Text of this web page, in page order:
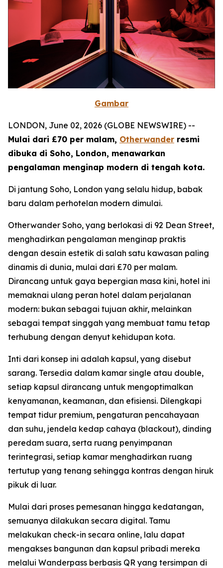
Gambar
LONDON, June 02, 2026 (GLOBE NEWSWIRE) --
Mulai dari £70 per malam, Otherwander resmi
dibuka di Soho, London, menawarkan
pengalaman menginap modern di tengah kota.
Di jantung Soho, London yang selalu hidup, babak
baru dalam perhotelan modern dimulai.
Otherwander Soho, yang berlokasi di 92 Dean Street,
menghadirkan pengalaman menginap praktis
dengan desain estetik di salah satu kawasan paling
dinamis di dunia, mulai dari £70 per malam.
Dirancang untuk gaya bepergian masa kini, hotel ini
memaknai ulang peran hotel dalam perjalanan
modern: bukan sebagai tujuan akhir, melainkan
sebagai tempat singgah yang membuat tamu tetap
terhubung dengan denyut kehidupan kota.
Inti dari konsep ini adalah kapsul, yang disebut
sarang. Tersedia dalam kamar single atau double,
setiap kapsul dirancang untuk mengoptimalkan
kenyamanan, keamanan, dan efisiensi. Dilengkapi
tempat tidur premium, pengaturan pencahayaan
dan suhu, jendela kedap cahaya (blackout), dinding
peredam suara, serta ruang penyimpanan
terintegrasi, setiap kamar menghadirkan ruang
tertutup yang tenang sehingga kontras dengan hiruk
pikuk di luar.
Mulai dari proses pemesanan hingga kedatangan,
semuanya dilakukan secara digital. Tamu
melakukan check-in secara online, lalu dapat
mengakses bangunan dan kapsul pribadi mereka
melalui Wanderpass berbasis QR yang tersimpan di